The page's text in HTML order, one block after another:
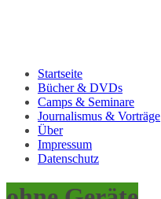
Startseite
Bücher & DVDs
Camps & Seminare
Journalismus & Vorträge
Über
Impressum
Datenschutz